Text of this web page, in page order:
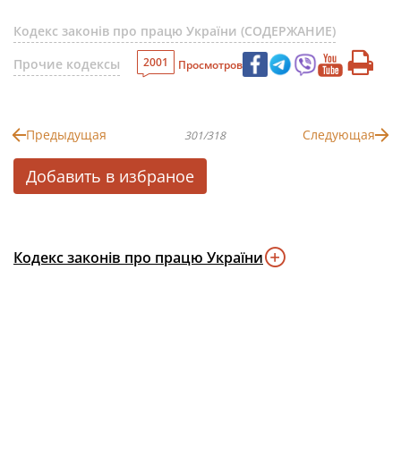
Кодекс законів про працю України (СОДЕРЖАНИЕ)
Прочие кодексы
2001 Просмотров
Предыдущая 301/318 Следующая
Добавить в избраное
Кодекс законів про працю України